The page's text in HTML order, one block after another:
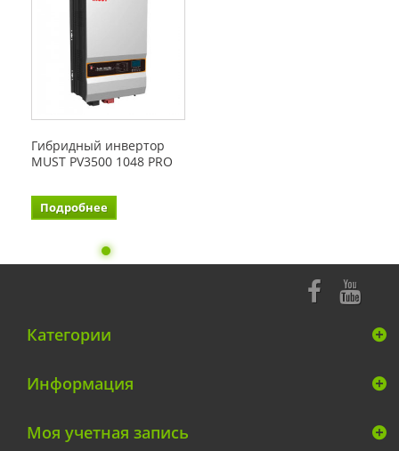
Гибридный инвертор
MUST PV3500 1048 PRO
Подробнее
Категории
Информация
Моя учетная запись